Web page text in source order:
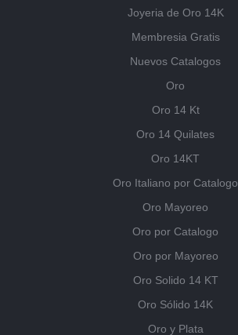
Joyeria de Oro 14K
Membresia Gratis
Nuevos Catalogos
Oro
Oro 14 Kt
Oro 14 Quilates
Oro 14KT
Oro Italiano por Catalogo
Oro Mayoreo
Oro por Catalogo
Oro por Mayoreo
Oro Solido 14 KT
Oro Sólido 14K
Oro y Plata